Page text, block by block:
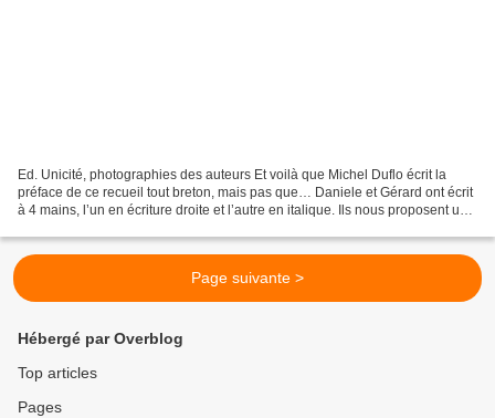
Ed. Unicité, photographies des auteurs Et voilà que Michel Duflo écrit la
préface de ce recueil tout breton, mais pas que… Daniele et Gérard ont écrit
à 4 mains, l’un en écriture droite et l’autre en italique. Ils nous proposent une
Page suivante >
Hébergé par Overblog
Top articles
Pages